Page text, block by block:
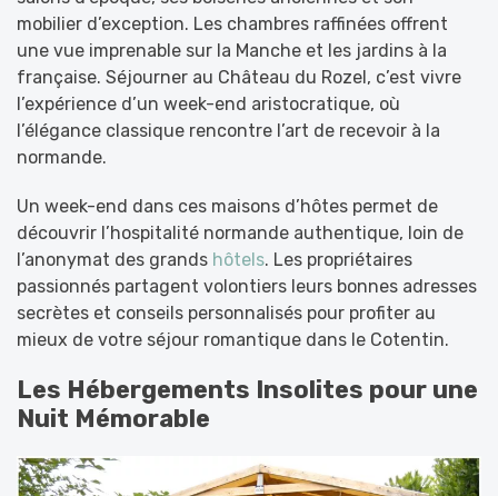
mobilier d’exception. Les chambres raffinées offrent
une vue imprenable sur la Manche et les jardins à la
française. Séjourner au Château du Rozel, c’est vivre
l’expérience d’un week-end aristocratique, où
l’élégance classique rencontre l’art de recevoir à la
normande.
Un week-end dans ces maisons d’hôtes permet de
découvrir l’hospitalité normande authentique, loin de
l’anonymat des grands hôtels. Les propriétaires
passionnés partagent volontiers leurs bonnes adresses
secrètes et conseils personnalisés pour profiter au
mieux de votre séjour romantique dans le Cotentin.
Les Hébergements Insolites pour une
Nuit Mémorable